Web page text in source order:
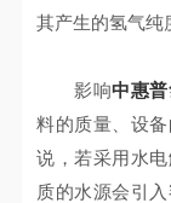
其产生的氢气纯
影响中惠
料的质量、设
说，若采用水
质的水源会引